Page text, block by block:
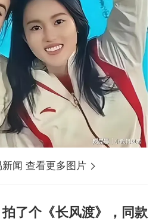
闻 查看更多图片
了个《长风渡》，同款